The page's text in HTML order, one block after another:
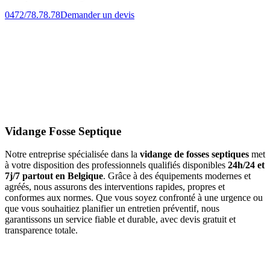
0472/78.78.78Demander un devis
Vidange Fosse Septique
Notre entreprise spécialisée dans la vidange de fosses septiques met
à votre disposition des professionnels qualifiés disponibles 24h/24 et
7j/7 partout en Belgique. Grâce à des équipements modernes et
agréés, nous assurons des interventions rapides, propres et
conformes aux normes. Que vous soyez confronté à une urgence ou
que vous souhaitiez planifier un entretien préventif, nous
garantissons un service fiable et durable, avec devis gratuit et
transparence totale.